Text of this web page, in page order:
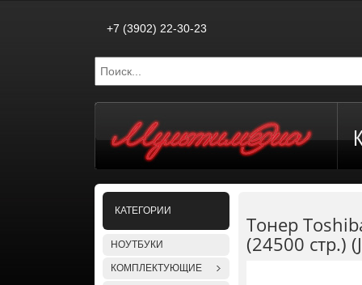
+7 (3902) 22-30-23
КАТЕГОРИИ
НОУТБУКИ
КОМПЛЕКТУЮЩИЕ
Тонер
(24500 стр.)